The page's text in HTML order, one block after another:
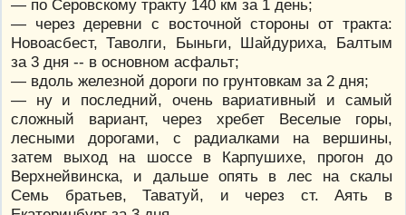
— по Серовскому тракту 140 км за 1 день;
— через деревни с восточной стороны от тракта:
Новоасбест, Таволги, Быньги, Шайдуриха, Балтым
за 3 дня -- в основном асфальт;
— вдоль железной дороги по грунтовкам за 2 дня;
— ну и последний, очень вариативный и самый
сложный вариант, через хребет Веселые горы,
лесными дорогами, с радиалками на вершины,
затем выход на шоссе в Карпушихе, прогон до
Верхнейвинска, и дальше опять в лес на скалы
Семь братьев, Таватуй, и через ст. Аять в